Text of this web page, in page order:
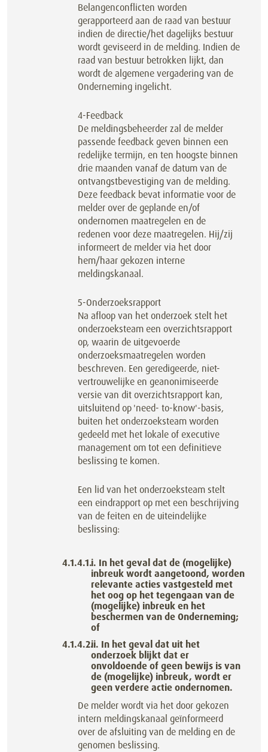
Belangenconflicten worden
gerapporteerd aan de raad van bestuur
indien de directie/het dagelijks bestuur
wordt geviseerd in de melding. Indien de
raad van bestuur betrokken lijkt, dan
wordt de algemene vergadering van de
Onderneming ingelicht.
4-Feedback
De meldingsbeheerder zal de melder
passende feedback geven binnen een
redelijke termijn, en ten hoogste binnen
drie maanden vanaf de datum van de
ontvangstbevestiging van de melding.
Deze feedback bevat informatie voor de
melder over de geplande en/of
ondernomen maatregelen en de
redenen voor deze maatregelen. Hij/zij
informeert de melder via het door
hem/haar gekozen interne
meldingskanaal.
5-Onderzoeksrapport
Na afloop van het onderzoek stelt het
onderzoeksteam een overzichtsrapport
op, waarin de uitgevoerde
onderzoeksmaatregelen worden
beschreven. Een geredigeerde, niet-
vertrouwelijke en geanonimiseerde
versie van dit overzichtsrapport kan,
uitsluitend op 'need- to-know'-basis,
buiten het onderzoeksteam worden
gedeeld met het lokale of executive
management om tot een definitieve
beslissing te komen.
Een lid van het onderzoeksteam stelt
een eindrapport op met een beschrijving
van de feiten en de uiteindelijke
beslissing:
i. In het geval dat de (mogelijke)
inbreuk wordt aangetoond, worden
relevante acties vastgesteld met
het oog op het tegengaan van de
(mogelijke) inbreuk en het
beschermen van de Onderneming;
of
ii. In het geval dat uit het
onderzoek blijkt dat er
onvoldoende of geen bewijs is van
de (mogelijke) inbreuk, wordt er
geen verdere actie ondernomen.
De melder wordt via het door gekozen
intern meldingskanaal geïnformeerd
over de afsluiting van de melding en de
genomen beslissing.